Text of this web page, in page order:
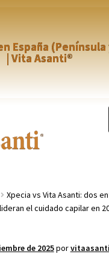
España
| Vita Asanti®
Xpecia vs Vita Asanti: dos
el cuidado capilar en
de 2025por